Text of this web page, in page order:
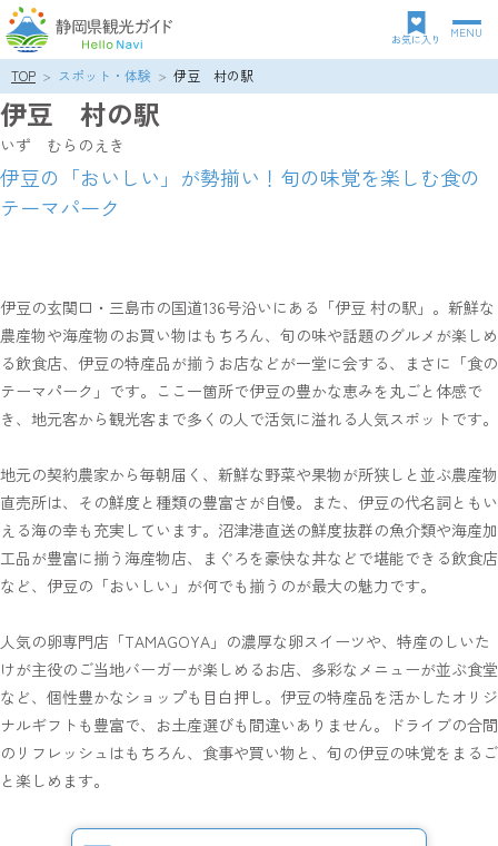
グ
ロ
ビ
ン
お気に入り MENU
パ
ン
ク
ズ
リ
ス
TOP スポット・体験 伊豆 村の駅
伊豆 村の駅
いず むらのえき
伊豆の「おいしい」が勢揃い！旬の味覚を楽しむ食の
テーマパーク
伊豆の玄関口・三島市の国道136号沿いにある「伊豆 村の駅」。新鮮な
農産物や海産物のお買い物はもちろん、旬の味や話題のグルメが楽しめ
る飲食店、伊豆の特産品が揃うお店などが一堂に会する、まさに「食の
テーマパーク」です。ここ一箇所で伊豆の豊かな恵みを丸ごと体感で
き、地元客から観光客まで多くの人で活気に溢れる人気スポットです。
地元の契約農家から毎朝届く、新鮮な野菜や果物が所狭しと並ぶ農産物
直売所は、その鮮度と種類の豊富さが自慢。また、伊豆の代名詞ともい
える海の幸も充実しています。沼津港直送の鮮度抜群の魚介類や海産加
工品が豊富に揃う海産物店、まぐろを豪快な丼などで堪能できる飲食店
など、伊豆の「おいしい」が何でも揃うのが最大の魅力です。
人気の卵専門店「TAMAGOYA」の濃厚な卵スイーツや、特産のしいた
けが主役のご当地バーガーが楽しめるお店、多彩なメニューが並ぶ食堂
など、個性豊かなショップも目白押し。伊豆の特産品を活かしたオリジ
ナルギフトも豊富で、お土産選びも間違いありません。ドライブの合間
のリフレッシュはもちろん、食事や買い物と、旬の伊豆の味覚をまるご
と楽しめます。